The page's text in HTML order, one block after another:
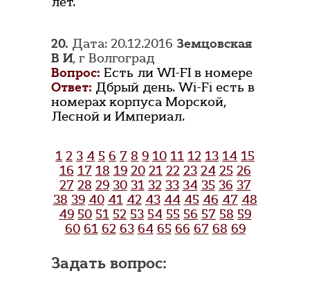
20. Дата: 20.12.2016 Земцовская
В И, г Волгоград
Вопрос: Есть ли WI-FI в номере
Ответ: Дбрый день. Wi-Fi есть в
номерах корпуса Морской,
Лесной и Империал.
1 2 3 4 5 6 7 8 9 10 11 12 13 14 15
16 17 18 19 20 21 22 23 24 25 26
27 28 29 30 31 32 33 34 35 36 37
38 39 40 41 42 43 44 45 46 47 48
49 50 51 52 53 54 55 56 57 58 59
60 61 62 63 64 65 66 67 68 69
Задать вопрос: